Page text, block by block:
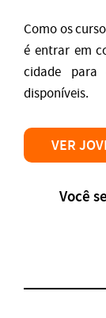
Como os
é entrar em
cidade para
disponíveis.
VER
Você